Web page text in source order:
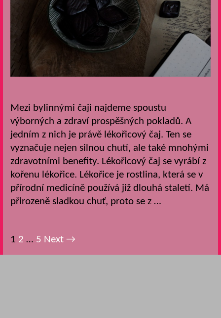
Mezi bylinnými čaji najdeme spoustu
výborných a zdraví prospěšných pokladů. A
jedním z nich je právě lékořicový čaj. Ten se
vyznačuje nejen silnou chutí, ale také mnohými
zdravotními benefity. Lékořicový čaj se vyrábí z
kořenu lékořice. Lékořice je rostlina, která se v
přírodní medicíně používá již dlouhá staletí. Má
přirozeně sladkou chuť, proto se z …
Post
navigation
1 2 … 5 Next →